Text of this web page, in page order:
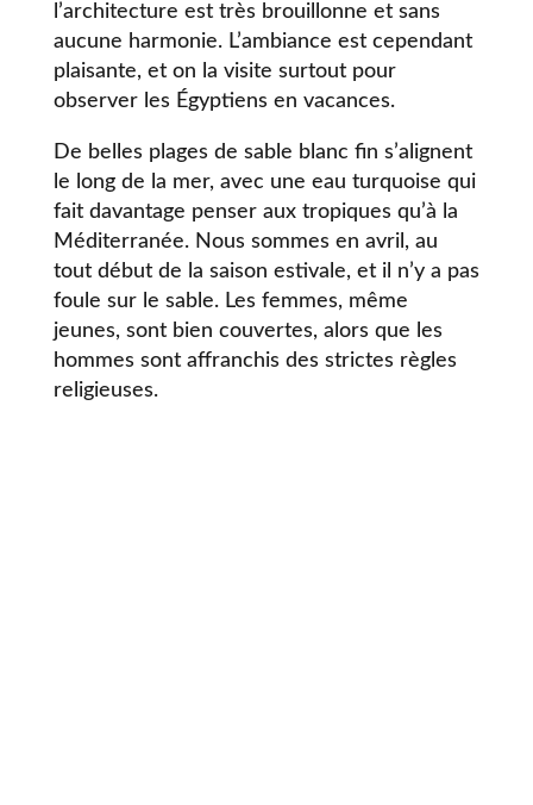
l’architecture est très brouillonne et sans
aucune harmonie. L’ambiance est cependant
plaisante, et on la visite surtout pour
observer les Égyptiens en vacances.
De belles plages de sable blanc fin s’alignent
le long de la mer, avec une eau turquoise qui
fait davantage penser aux tropiques qu’à la
Méditerranée. Nous sommes en avril, au
tout début de la saison estivale, et il n’y a pas
foule sur le sable. Les femmes, même
jeunes, sont bien couvertes, alors que les
hommes sont affranchis des strictes règles
religieuses.